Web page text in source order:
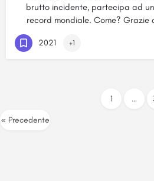
brutto incidente, partecipa ad
record mondiale. Come? Grazie
2021 +1
« Precedente
1 …